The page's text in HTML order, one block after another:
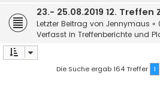
23.- 25.08.2019 12. Treffen
Letzter Beitrag von Jennymaus «
Verfasst in Treffenberichte und
Die Suche ergab 164 Treffer 1